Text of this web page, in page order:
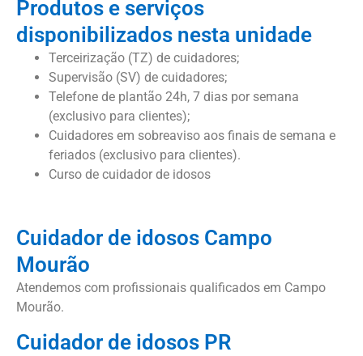
Produtos e serviços
disponibilizados nesta unidade
Terceirização (TZ) de cuidadores;
Supervisão (SV) de cuidadores;
Telefone de plantão 24h, 7 dias por semana
(exclusivo para clientes);
Cuidadores em sobreaviso aos finais de semana e
feriados (exclusivo para clientes).
Curso de cuidador de idosos
Cuidador de idosos Campo
Mourão
Atendemos com profissionais qualificados em Campo
Mourão.
Cuidador de idosos PR